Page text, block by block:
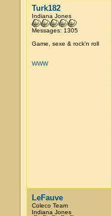
Turk182
Indiana Jones
Messages: 1305
Game, sexe & rock'n roll
WWW
LeFauve
Coleco Team
Indiana Jones